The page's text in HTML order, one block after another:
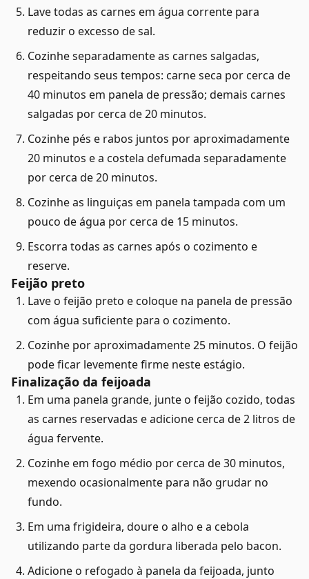
Lave todas as carnes em água corrente para
reduzir o excesso de sal.
Cozinhe separadamente as carnes salgadas,
respeitando seus tempos: carne seca por cerca de
40 minutos em panela de pressão; demais carnes
salgadas por cerca de 20 minutos.
Cozinhe pés e rabos juntos por aproximadamente
20 minutos e a costela defumada separadamente
por cerca de 20 minutos.
Cozinhe as linguiças em panela tampada com um
pouco de água por cerca de 15 minutos.
Escorra todas as carnes após o cozimento e
reserve.
Feijão preto
Lave o feijão preto e coloque na panela de pressão
com água suficiente para o cozimento.
Cozinhe por aproximadamente 25 minutos. O feijão
pode ficar levemente firme neste estágio.
Finalização da feijoada
Em uma panela grande, junte o feijão cozido, todas
as carnes reservadas e adicione cerca de 2 litros de
água fervente.
Cozinhe em fogo médio por cerca de 30 minutos,
mexendo ocasionalmente para não grudar no
fundo.
Em uma frigideira, doure o alho e a cebola
utilizando parte da gordura liberada pelo bacon.
Adicione o refogado à panela da feijoada, junto